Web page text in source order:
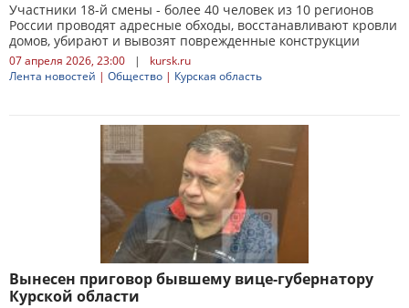
Участники 18-й смены - более 40 человек из 10 регионов
России проводят адресные обходы, восстанавливают кровли
домов, убирают и вывозят поврежденные конструкции
07 апреля 2026, 23:00 |
kursk.ru
Лента новостей | Общество | Курская область
Вынесен приговор бывшему вице-губернатору
Курской области